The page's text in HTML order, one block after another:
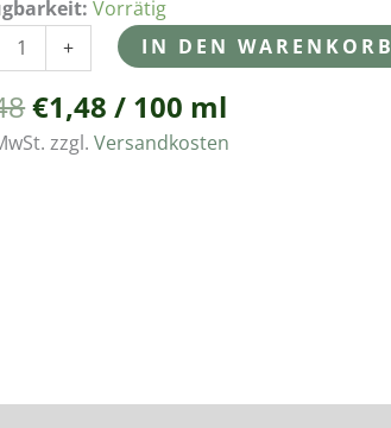
Vorrätig
+ IN DEN WARENKORB
€1,48 / 100 ml
zzgl.Versandkosten